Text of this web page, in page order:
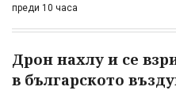
преди 10 часа
Дрон нахлу и се
в българското